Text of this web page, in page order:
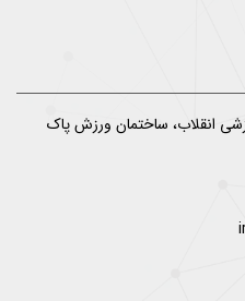
اﻧﻘﻼب، ﺳﺎﺧﺘﻤﺎن ورزش ﭘﺎک